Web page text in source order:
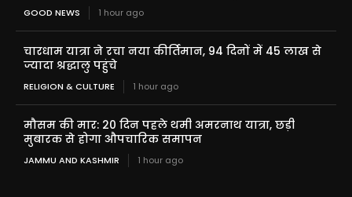
GOOD NEWS 1 hour ago
चारधाम यात्रा ने रचा नया कीर्तिमान, 94 दिनों में 45 लाख से
ज्यादा श्रद्धालु पहुंचे
RELIGION & CULTURE 1 hour ago
मौसम की मार: 20 दिन पहले थमी अमरनाथ यात्रा, छड़ी
मुबारक से होगा औपचारिक समापन
JAMMU AND KASHMIR 1 hour ago